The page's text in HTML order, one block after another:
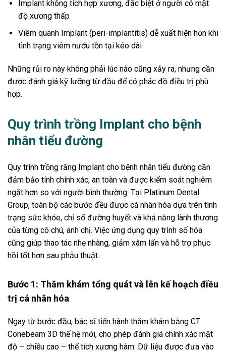
Implant không tích hợp xương, đặc biệt ở người có mật
độ xương thấp
Viêm quanh Implant (peri-implantitis) dễ xuất hiện hơn khi
tình trạng viêm nướu tồn tại kéo dài
Những rủi ro này không phải lúc nào cũng xảy ra, nhưng cần
được đánh giá kỹ lưỡng từ đầu để có phác đồ điều trị phù
hợp.
Quy trình trồng Implant cho bệnh
nhân tiểu đường
Quy trình trồng răng Implant cho bệnh nhân tiểu đường cần
đảm bảo tính chính xác, an toàn và được kiểm soát nghiêm
ngặt hơn so với người bình thường. Tại Platinum Dental
Group, toàn bộ các bước đều được cá nhân hóa dựa trên tình
trạng sức khỏe, chỉ số đường huyết và khả năng lành thương
của từng cô chú, anh chị. Việc ứng dụng quy trình số hóa
cũng giúp thao tác nhẹ nhàng, giảm xâm lấn và hỗ trợ phục
hồi tốt hơn sau phẫu thuật.
Bước 1: Thăm khám tổng quát và lên kế hoạch điều
trị cá nhân hóa
Ngay từ bước đầu, bác sĩ tiến hành thăm khám bằng CT
Conebeam 3D thế hệ mới, cho phép đánh giá chính xác mật
độ – chiều cao – thể tích xương hàm. Dữ liệu được đưa vào